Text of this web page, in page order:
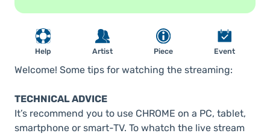
Help Artist Piece Event
Welcome! Some tips for watching the streaming:
TECHNICAL ADVICE
It’s recommend you to use CHROME on a PC, tablet,
smartphone or smart-TV. To whatch the live stream